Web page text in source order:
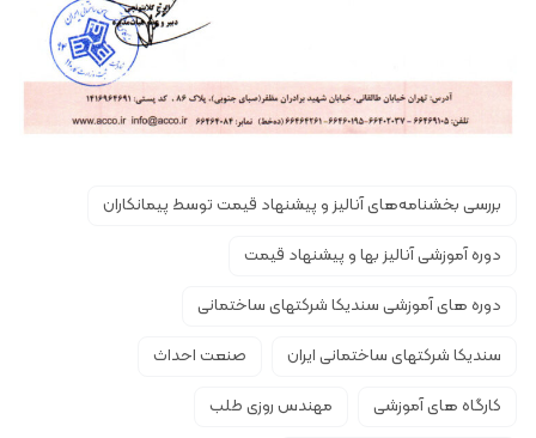
بررسی بخشنامه‌های آنالیز و پیشنهاد قیمت‌ توسط‌ پیمانکاران
دوره آموزشی آنالیز بها و پیشنهاد قیمت
دوره های آموزشی سندیکا شرکتهای ساختمانی
سندیکا شرکتهای ساختمانی ایران
صنعت احداث
کارگاه های آموزشی
مهندس روزی طلب